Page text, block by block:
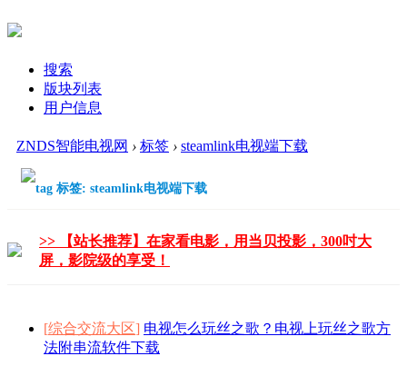
搜索
版块列表
用户信息
ZNDS智能电视网 › 标签 › steamlink电视端下载
标签: steamlink电视端下载
>> 【站长推荐】在家看电影，用当贝投影，300吋大
屏，影院级的享受！
[综合交流大区] 电视怎么玩丝之歌？电视上玩丝之歌方
法附串流软件下载